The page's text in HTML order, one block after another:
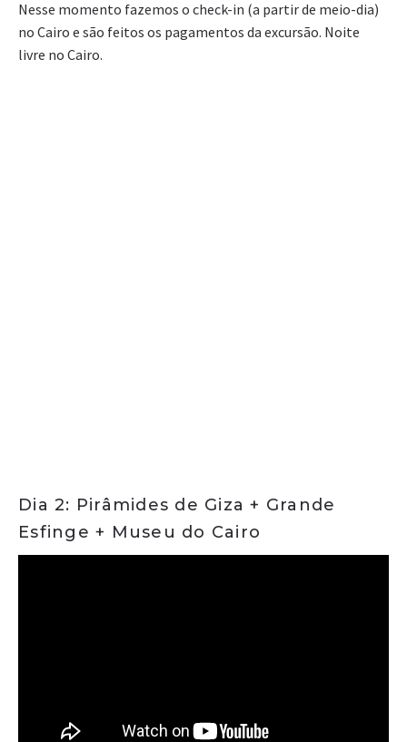
Nesse momento fazemos o check-in (a partir de meio-dia)
no Cairo e são feitos os pagamentos da excursão. Noite
livre no Cairo.
Dia 2: Pirâmides de Giza + Grande
Esfinge + Museu do Cairo